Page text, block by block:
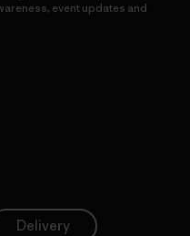
event updates and
Delivery